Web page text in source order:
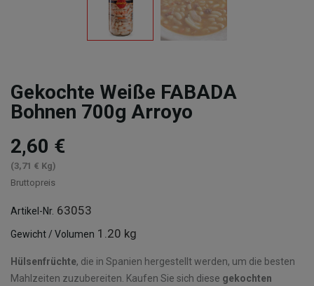
Gekochte Weiße FABADA
Bohnen 700g Arroyo
2,60 €
(3,71 € Kg)
Bruttopreis
Artikel-Nr. 63053
Gewicht / Volumen 1.20 kg
Hülsenfrüchte, die in Spanien hergestellt werden, um die besten
Mahlzeiten zuzubereiten. Kaufen Sie sich diese gekochten